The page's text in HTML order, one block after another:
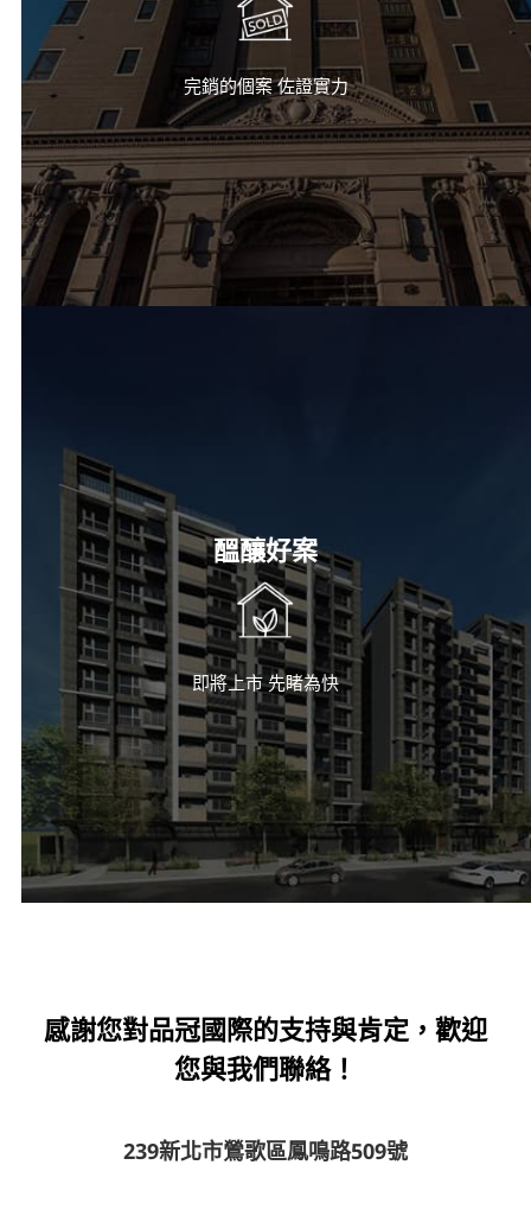
完銷的個案 佐證實力
醞釀好案
即將上市 先睹為快
感謝您對品冠國際的支持與肯定，歡迎
您與我們聯絡！
239新北市鶯歌區鳳鳴路509號